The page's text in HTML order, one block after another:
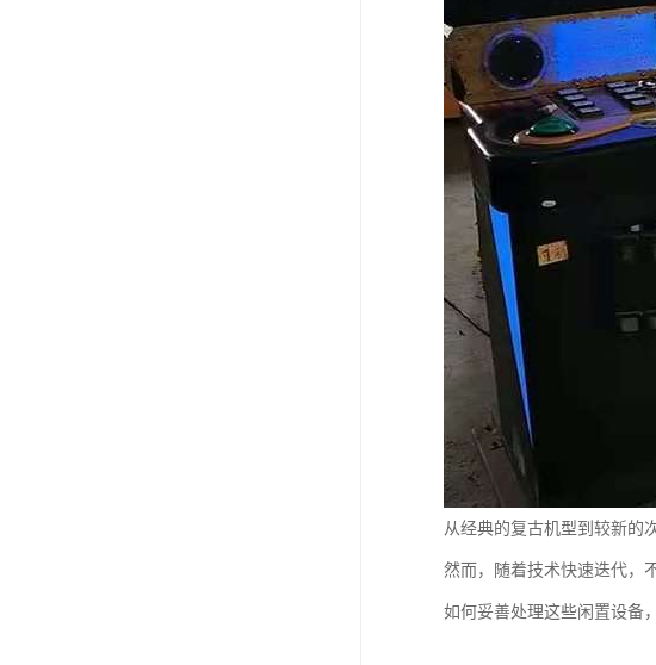
从经典的复古机型到较新的
然而，随着技术快速迭代，
如何妥善处理这些闲置设备